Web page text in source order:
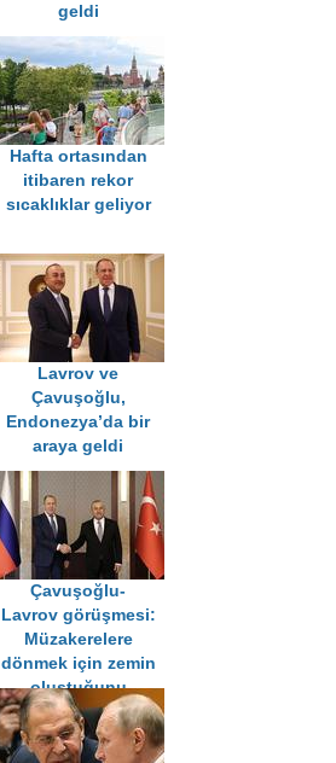
geldi
Hafta ortasından
itibaren rekor
sıcaklıklar geliyor
Lavrov ve
Çavuşoğlu,
Endonezya’da bir
araya geldi
Çavuşoğlu-
Lavrov görüşmesi:
Müzakerelere
dönmek için zemin
oluştuğunu
görüyoruz